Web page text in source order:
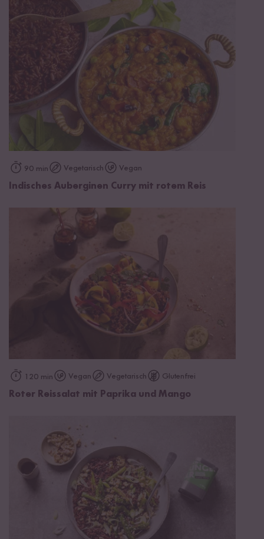
90 min Vegetarisch Vegan
Indisches Auberginen Curry mit rotem Reis
120 min Vegan Vegetarisch Glutenfrei
Roter Reissalat mit Paprika und Mango